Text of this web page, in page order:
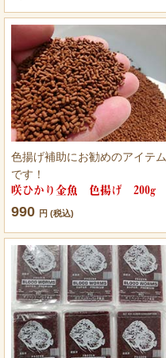
色揚げ補助にお勧めのアイテム
です！
咲ひかり金魚 色揚げ 200g
990 円 (税込)